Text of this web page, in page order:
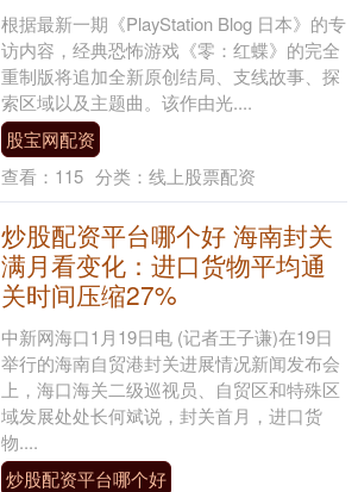
根据最新一期《PlayStation Blog 日本》的专
访内容，经典恐怖游戏《零：红蝶》的完全
重制版将追加全新原创结局、支线故事、探
索区域以及主题曲。该作由光....
股宝网配资
查看： 115 分类： 线上股票配资
炒股配资平台哪个好 海南封关
满月看变化：进口货物平均通
关时间压缩27%
中新网海口1月19日电 (记者王子谦)在19日
举行的海南自贸港封关进展情况新闻发布会
上，海口海关二级巡视员、自贸区和特殊区
域发展处处长何斌说，封关首月，进口货
物....
炒股配资平台哪个好